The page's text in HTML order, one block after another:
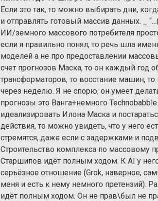
Если это так, то можно выбирать дни,
и отправлять готовый массив данных. _
ИИ/земного массового потребителя
если я правильно понял, то речь шла
моделей а не про предоставлении
счет прогнозов Маска, то он каждый год
трансформаторов, то восстание машин,
через неделю. Я не спорю, он умеет
прогнозы это Ванга+немного
идеализировать Илона Маска и
действия, то можно увидеть, что у него
стремятся, даже если с задержками и
Строительство комплекса по массовому
Старшипов идёт полным ходом. К AI у
серьёзное отношение (Grok, наверное,
меня и есть к нему немного претензий).
идёт полным ходом. Он не прав\был не